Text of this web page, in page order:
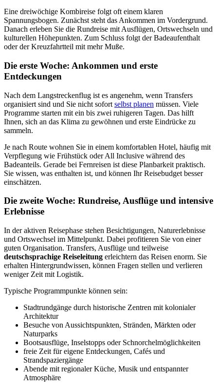
Eine dreiwöchige Kombireise folgt oft einem klaren
Spannungsbogen. Zunächst steht das Ankommen im Vordergrund.
Danach erleben Sie die Rundreise mit Ausflügen, Ortswechseln und
kulturellen Höhepunkten. Zum Schluss folgt der Badeaufenthalt
oder der Kreuzfahrtteil mit mehr Muße.
Die erste Woche: Ankommen und erste
Entdeckungen
Nach dem Langstreckenflug ist es angenehm, wenn Transfers
organisiert sind und Sie nicht sofort selbst planen müssen. Viele
Programme starten mit ein bis zwei ruhigeren Tagen. Das hilft
Ihnen, sich an das Klima zu gewöhnen und erste Eindrücke zu
sammeln.
Je nach Route wohnen Sie in einem komfortablen Hotel, häufig mit
Verpflegung wie Frühstück oder All Inclusive während des
Badeanteils. Gerade bei Fernreisen ist diese Planbarkeit praktisch.
Sie wissen, was enthalten ist, und können Ihr Reisebudget besser
einschätzen.
Die zweite Woche: Rundreise, Ausflüge und intensive
Erlebnisse
In der aktiven Reisephase stehen Besichtigungen, Naturerlebnisse
und Ortswechsel im Mittelpunkt. Dabei profitieren Sie von einer
guten Organisation. Transfers, Ausflüge und teilweise
deutschsprachige Reiseleitung erleichtern das Reisen enorm. Sie
erhalten Hintergrundwissen, können Fragen stellen und verlieren
weniger Zeit mit Logistik.
Typische Programmpunkte können sein:
Stadtrundgänge durch historische Zentren mit kolonialer
Architektur
Besuche von Aussichtspunkten, Stränden, Märkten oder
Naturparks
Bootsausflüge, Inselstopps oder Schnorchelmöglichkeiten
freie Zeit für eigene Entdeckungen, Cafés und
Strandspaziergänge
Abende mit regionaler Küche, Musik und entspannter
Atmosphäre